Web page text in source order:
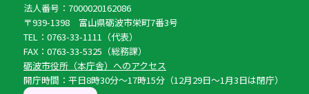
法人番号：7000020162086
〒939-1398 富山県砺波市栄町7番3号
TEL：0763-33-1111（代表）
FAX：0763-33-5325（総務課）
砺波市役所（本庁舎）へのアクセス
開庁時間：平日8時30分〜17時15分（12月29日〜1月3日は閉庁）